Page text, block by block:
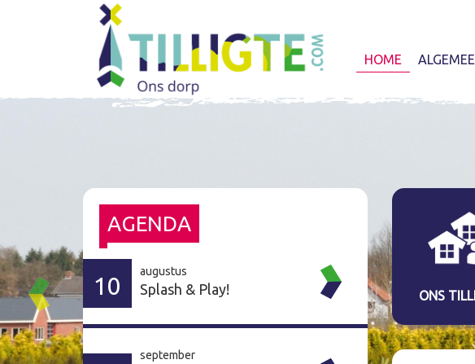
HOME
AGENDA
10
augustus
Splash & Play!
september
ONS